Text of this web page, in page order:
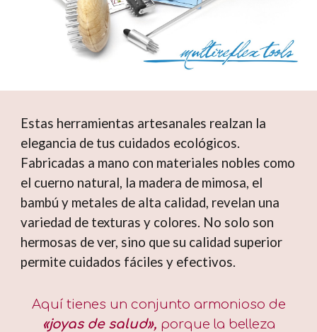
Estas herramientas artesanales realzan la
elegancia de tus cuidados ecológicos.
Fabricadas a mano con materiales nobles como
el cuerno natural, la madera de mimosa, el
bambú y metales de alta calidad, revelan una
variedad de texturas y colores. No solo son
hermosas de ver, sino que su calidad superior
permite cuidados fáciles y efectivos.
Aquí tienes un conjunto armonioso de
«joyas de salud», porque la belleza